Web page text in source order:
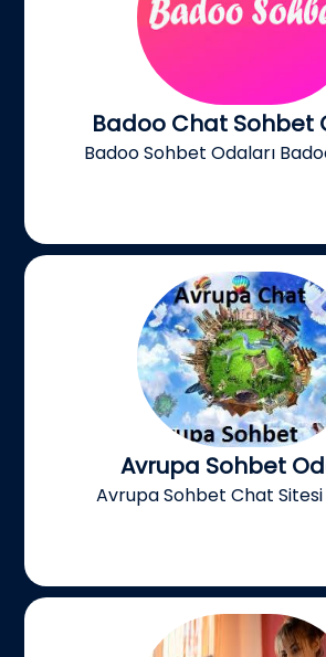
Badoo Chat Sohbet
Badoo Sohbet Odaları
Avrupa Sohbet
Avrupa Sohbet Chat Sitesi